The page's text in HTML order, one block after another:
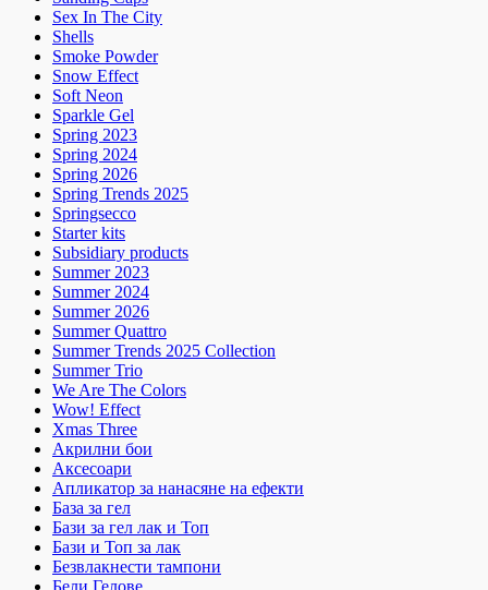
Sex In The City
Shells
Smoke Powder
Snow Effect
Soft Neon
Sparkle Gel
Spring 2023
Spring 2024
Spring 2026
Spring Trends 2025
Springsecco
Starter kits
Subsidiary products
Summer 2023
Summer 2024
Summer 2026
Summer Quattro
Summer Trends 2025 Collection
Summer Trio
We Are The Colors
Wow! Effect
Xmas Three
Акрилни бои
Аксесоари
Апликатор за нанасяне на ефекти
База за гел
Бази за гел лак и Топ
Бази и Топ за лак
Безвлакнести тампони